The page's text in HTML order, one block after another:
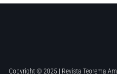
Copyright © 2025 | Revista Teorema